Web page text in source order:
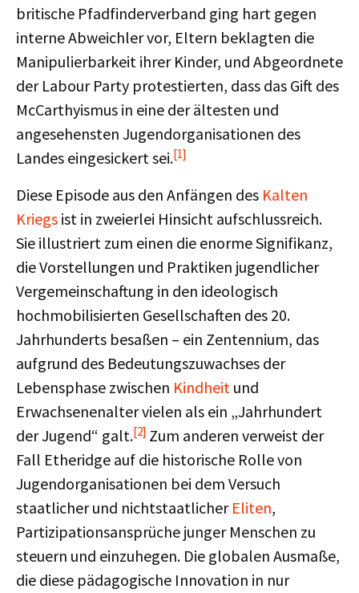
britische Pfadfinderverband ging hart gegen
interne Abweichler vor, Eltern beklagten die
Manipulierbarkeit ihrer Kinder, und Abgeordnete
der Labour Party protestierten, dass das Gift des
McCarthyismus in eine der ältesten und
angesehensten Jugendorganisationen des
Landes eingesickert sei.[1]
Diese Episode aus den Anfängen des Kalten
Kriegs ist in zweierlei Hinsicht aufschlussreich.
Sie illustriert zum einen die enorme Signifikanz,
die Vorstellungen und Praktiken jugendlicher
Vergemeinschaftung in den ideologisch
hochmobilisierten Gesellschaften des 20.
Jahrhunderts besaßen – ein Zentennium, das
aufgrund des Bedeutungszuwachses der
Lebensphase zwischen Kindheit und
Erwachsenenalter vielen als ein „Jahrhundert
der Jugend“ galt.[2] Zum anderen verweist der
Fall Etheridge auf die historische Rolle von
Jugendorganisationen bei dem Versuch
staatlicher und nichtstaatlicher Eliten,
Partizipationsansprüche junger Menschen zu
steuern und einzuhegen. Die globalen Ausmaße,
die diese pädagogische Innovation in nur